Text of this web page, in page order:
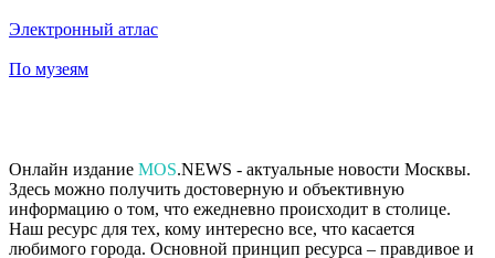
Электронный атлас
По музеям
Онлайн издание MOS.NEWS - актуальные новости Москвы.
Здесь можно получить достоверную и объективную
информацию о том, что ежедневно происходит в столице.
Наш ресурс для тех, кому интересно все, что касается
любимого города. Основной принцип ресурса – правдивое и